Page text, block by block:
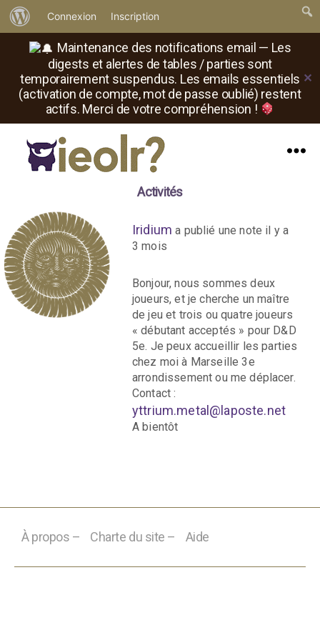
Maintenance des notifications email — Les
digests et alertes de tables / parties sont
temporairement suspendus. Les emails essentiels
(activation de compte, mot de passe oublié) restent
actifs. Merci de votre compréhension !
✕
propos
de
WordPress
Connexion Inscription
le
rôliste
?
Activités
Iridium a publié une note il y a
3 mois
Bonjour, nous sommes deux
joueurs, et je cherche un maître
de jeu et trois ou quatre joueurs
« débutant acceptés » pour D&D
5e. Je peux accueillir les parties
chez moi à Marseille 3e
arrondissement ou me déplacer.
Contact :
yttrium.metal@laposte.net
A bientôt
À propos – Charte du site – Aide